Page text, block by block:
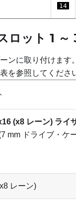
14
ロット 1 ～
ンに取り付けま
を参照してくださ
(x8 レーン) ライ
mm ドライブ・ケ
レーン)